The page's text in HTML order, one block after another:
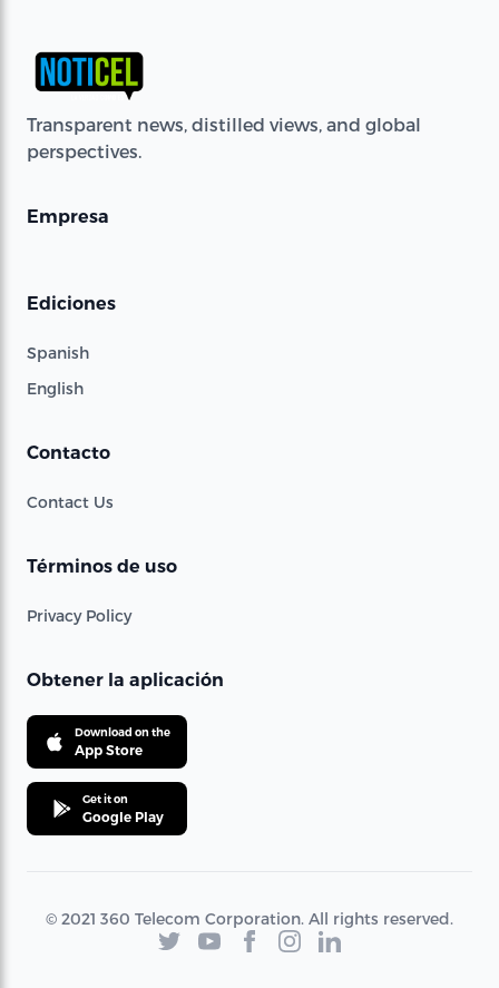
Transparent news, distilled views, and global
perspectives.
Empresa
Ediciones
Spanish
English
Contacto
Contact Us
Términos de uso
Privacy Policy
Obtener la aplicación
Download on the
App Store
Get it on
Google Play
© 2021 360 Telecom Corporation. All rights reserved.